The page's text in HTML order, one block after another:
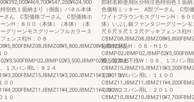
別色１面納まり（側面）パネル本体
さん C型価格プーさん C型価格ホ
ンH：８００（本体）（本体）（本
グリーンモスグリーンフルカラー３
ェンス柱H：０８
０
１スパン用L：８２４
：
００
：
１０
部材名称使用区分特注色特別色１面
色価格ミッキー A型プーさん C型
ワイトブラウンモスグリーンH：８０
体）いぶし銀ファンタジーグリーン
尺６尺９尺１２尺デッキフェンス柱H
柱取付部品H：０８・H１０
通し笠木上下桟W：０６、１スパン用
０９、１スパン用L：１１００
０９、２スパン用L：２０１０